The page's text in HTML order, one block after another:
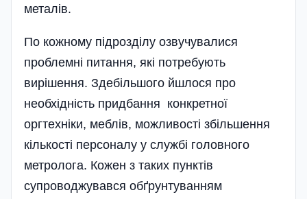
металів.
По кожному підрозділу озвучувалися
проблемні питання, які потребують
вирішення. Здебільшого йшлося про
необхідність придбання конкретної
оргтехніки, меблів, можливості збільшення
кількості персоналу у службі головного
метролога. Кожен з таких пунктів
супроводжувався обґрунтуванням